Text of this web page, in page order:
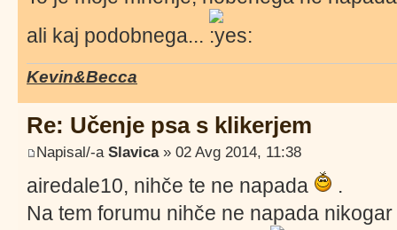
ali kaj podobnega...
Kevin&Becca
Re: Učenje psa s klikerjem
Napisal/-a Slavica» 02 Avg 2014, 11:38
airedale10, nihče te ne napada
.
Na tem forumu nihče ne napada